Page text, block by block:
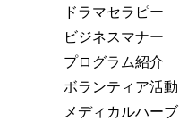
ドラマセラピー
ビジネスマナー
プログラム紹介
ボランティア活動
メディカルハーブ